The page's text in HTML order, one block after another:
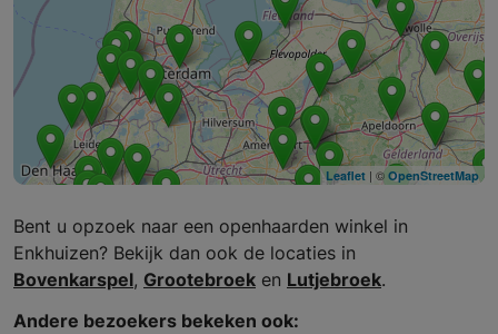
Leaflet | © OpenStreetMap
Bent u opzoek naar een openhaarden winkel in
Enkhuizen? Bekijk dan ook de locaties in
Bovenkarspel, Grootebroek en Lutjebroek.
Andere bezoekers bekeken ook: